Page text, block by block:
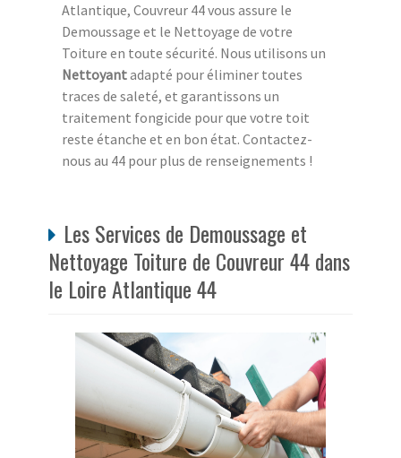
Atlantique, Couvreur 44 vous assure le
Demoussage et le Nettoyage de votre
Toiture en toute sécurité. Nous utilisons un
Nettoyantadapté pour éliminer toutes
traces de saleté, et garantissons un
traitement fongicide pour que votre toit
reste étanche et en bon état. Contactez-
nous au 44 pour plus de renseignements !
Les Services de Demoussage et
Nettoyage Toiture de Couvreur 44 dans
le Loire Atlantique 44